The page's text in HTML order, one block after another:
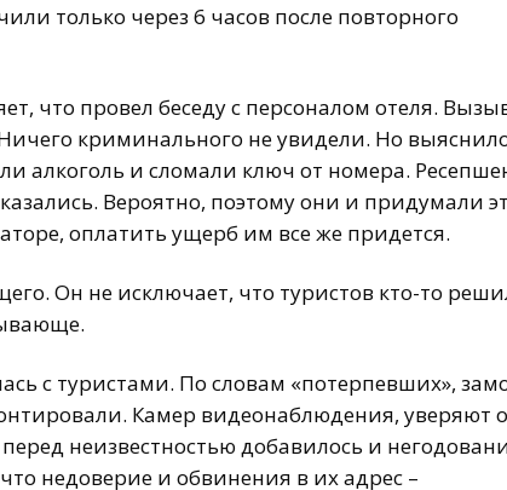
только через 6 часов после повторного
что провел беседу с персоналом отеля.
криминального не увидели. Но
алкоголь и сломали ключ от номера.
Вероятно, поэтому они и придумали
оплатить ущерб им все же придется.
Он не исключает, что туристов кто-то
с туристами. По словам «потерпевших»,
Камер видеонаблюдения, уверяют
неизвестностью добавилось и
недоверие и обвинения в их адрес –